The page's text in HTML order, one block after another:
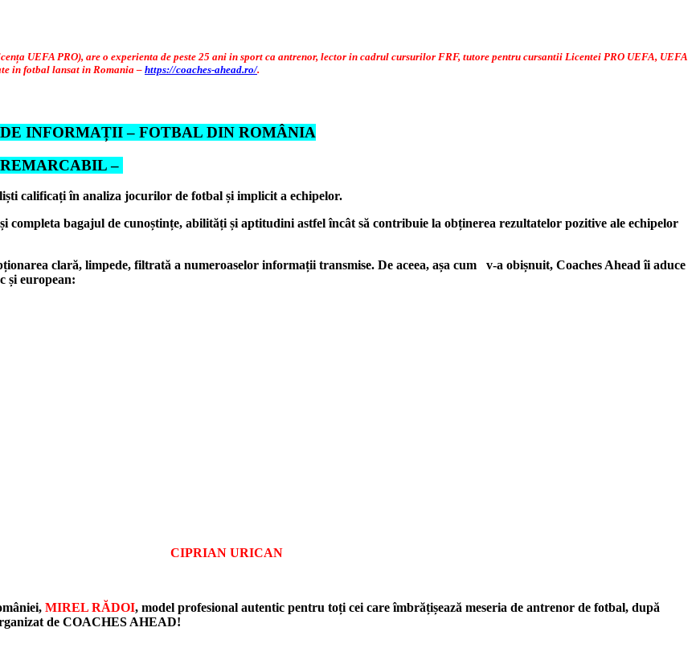
UEFA PRO), are o experienta de peste 25 ani in sport ca antrenor, lector in cadrul cursurilor FRF, tutore pentru cursantii Licentei PRO UEFA, UEFA
in fotbal lansat in Romania – https://coaches-ahead.ro/.
INFORMAȚII – FOTBAL DIN ROMÂNIA
–
calificați în analiza jocurilor de fotbal și implicit a echipelor.
completa bagajul de cunoștințe, abilități și aptitudini astfel încât să contribuie la obținerea rezultatelor pozitive ale echipelor
clară, limpede, filtrată a numeroaselor informații transmise. De aceea, așa cum v-a obișnuit, Coaches Ahead îi aduce
și european:
CIPRIAN URICAN
MIREL RĂDOI, model profesional autentic pentru toți cei care îmbrățișează meseria de antrenor de fotbal, după
de COACHES AHEAD!